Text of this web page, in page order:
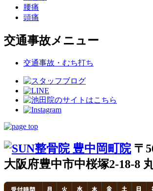
腰痛
頭痛
交通事故メニュー
交通事故・むち打ち
〒
大阪府豊中市中桜塚2-18-8